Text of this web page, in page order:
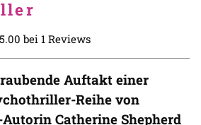
bei 1 Reviews
Auftakt einer
Reihe von
Catherine Shepherd